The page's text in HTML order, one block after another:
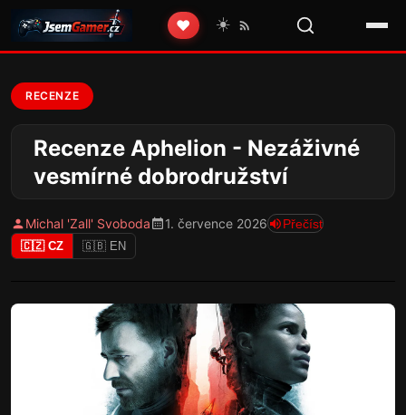
❤️ ☀️
RECENZE
Recenze Aphelion - Nezáživné
vesmírné dobrodružství
Michal 'Zall' Svoboda 1. července 2026 Přečíst
🇨🇿 CZ 🇬🇧 EN